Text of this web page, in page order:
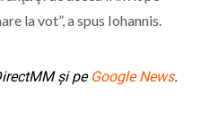
la vot”, a spus Iohannis.
și pe Google News.